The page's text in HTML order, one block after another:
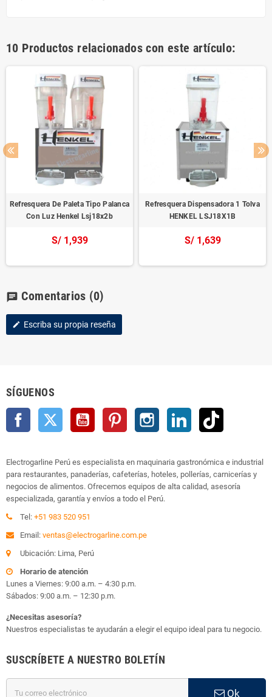
10 Productos relacionados con este artículo:
Refresquera De Paleta Tipo Palanca
Con Luz Henkel Lsj18x2b
S/ 1,939
Refresquera Dispensadora 1 Tolva
HENKEL LSJ18X1B
S/ 1,639
chat Comentarios (0)
edit Escriba su propia reseña
SÍGUENOS
Facebook Twitter YouTube Pinterest Instagram LinkedIn
Electrogarline Perú es especialista en maquinaria gastronómica e industrial
para restaurantes, panaderías, cafeterías, hoteles, pollerías, carnicerías y
negocios de alimentos. Ofrecemos equipos de alta calidad, asesoría
especializada, garantía y envíos a todo el Perú.
Tel: +51 983 520 951
Email: ventas@electrogarline.com.pe
Ubicación: Lima, Perú
Horario de atención
Lunes a Viernes: 9:00 a.m. – 4:30 p.m.
Sábados: 9:00 a.m. – 12:30 p.m.
¿Necesitas asesoría?
Nuestros especialistas te ayudarán a elegir el equipo ideal para tu negocio.
SUSCRÍBETE A NUESTRO BOLETÍN
Ok